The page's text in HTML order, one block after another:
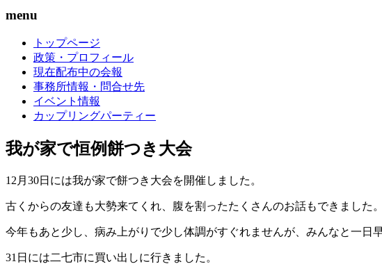
menu
トップページ
政策・プロフィール
現在配布中の会報
事務所情報・問合せ先
イベント情報
カップリングパーティー
我が家で恒例餅つき大会
12 月 30日には我が家で餅つき大会を開催しました。
古くからの友達も大勢来てくれ、腹を割ったたくさんのお話もできました。
今年もあと少し、病み上がりで少し体調がすぐれませんが、みんなと一日
31日には二七市に買い出しに行きました。